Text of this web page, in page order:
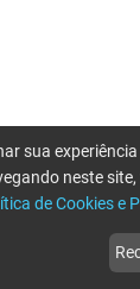
sua
neste
de Cookies e
por favor